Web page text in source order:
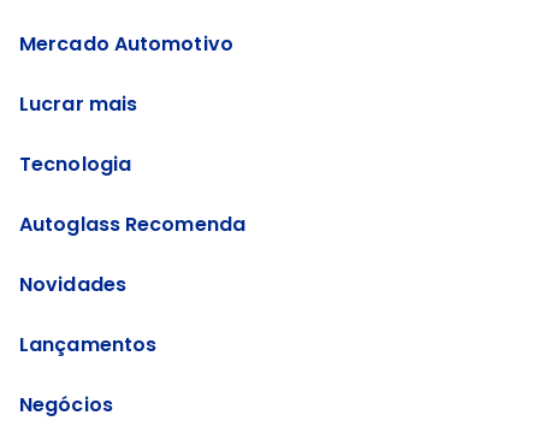
Mercado Automotivo
Lucrar mais
Tecnologia
Autoglass Recomenda
Novidades
Lançamentos
Negócios